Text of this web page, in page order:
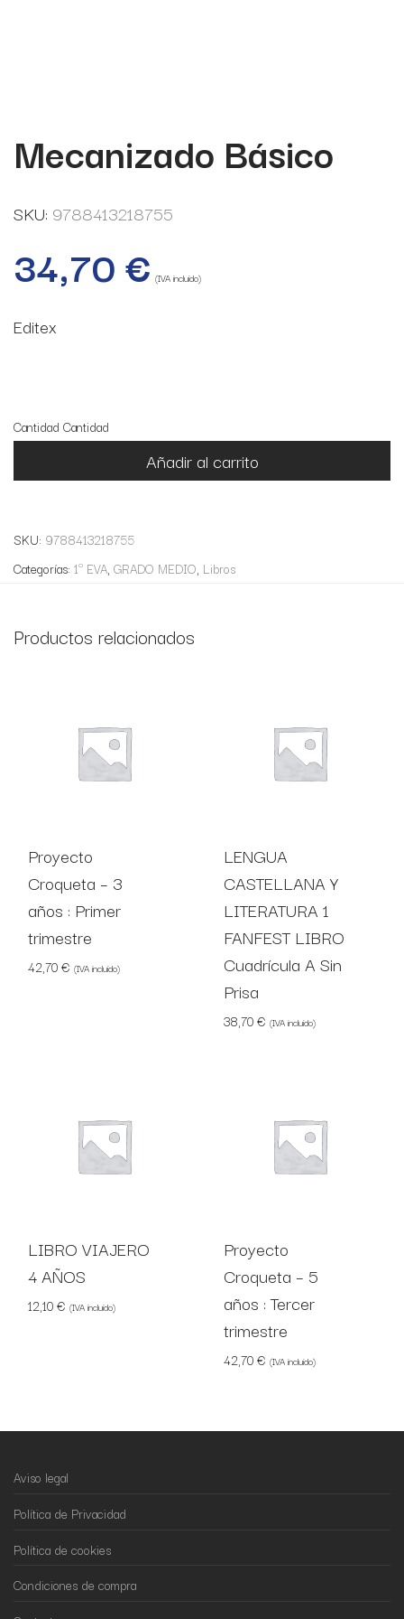
Mecanizado Básico
SKU: 9788413218755
34,70€ (IVA incluido)
Editex
Cantidad Cantidad
Añadir al carrito
SKU: 9788413218755
Categorías: 1º EVA, GRADO MEDIO, Libros
Productos relacionados
Proyecto
Croqueta – 3
años : Primer
trimestre
42,70€ (IVA incluido)
LENGUA
CASTELLANA Y
LITERATURA 1
FANFEST LIBRO
Cuadrícula A Sin
Prisa
38,70€ (IVA incluido)
LIBRO VIAJERO
4 AÑOS
12,10€ (IVA incluido)
Proyecto
Croqueta – 5
años : Tercer
trimestre
42,70€ (IVA incluido)
Aviso legal
Política de Privacidad
Política de cookies
Condiciones de compra